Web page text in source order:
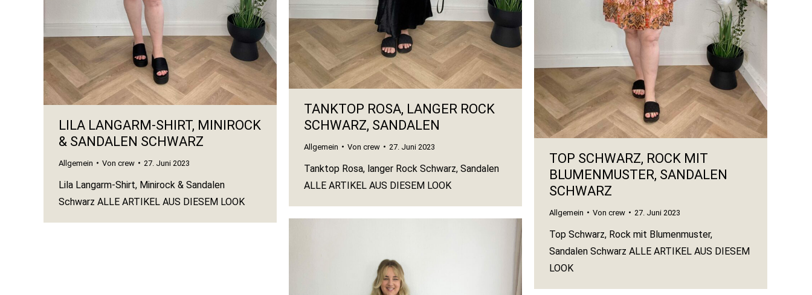
TANKTOP ROSA, LANGER ROCK
SCHWARZ, SANDALEN
Allgemein Von crew 27. Juni 2023
Tanktop Rosa, langer Rock Schwarz, Sandalen
ALLE ARTIKEL AUS DIESEM LOOK
LILA LANGARM-SHIRT, MINIROCK
& SANDALEN SCHWARZ
Allgemein Von crew 27. Juni 2023
Lila Langarm-Shirt, Minirock & Sandalen
Schwarz ALLE ARTIKEL AUS DIESEM LOOK
TOP SCHWARZ, ROCK MIT
BLUMENMUSTER, SANDALEN
SCHWARZ
Allgemein Von crew 27. Juni 2023
Top Schwarz, Rock mit Blumenmuster,
Sandalen Schwarz ALLE ARTIKEL AUS DIESEM
LOOK